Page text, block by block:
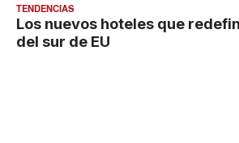
TENDENCIAS
Los nuevos hoteles que
del sur de EU